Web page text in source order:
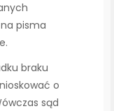
pisma
braku
o
sąd